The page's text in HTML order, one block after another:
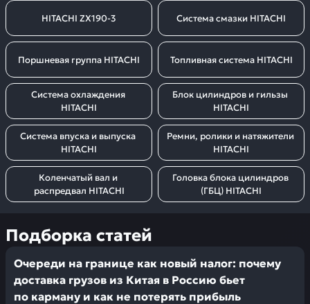
HITACHI ZX190-3 Система смазки HITACHI
Поршневая группа HITACHI Топливная система HITACHI
Система охлаждения
HITACHI
Блок цилиндров и гильзы
HITACHI
Система впуска и выпуска
HITACHI
Ремни, ролики и натяжители
HITACHI
Коленчатый вал и
распредвал HITACHI
Головка блока цилиндров
(ГБЦ) HITACHI
Подборка статей
Очереди на границе как новый налог: почему
доставка грузов из Китая в Россию бьет
по карману и как не потерять прибыль